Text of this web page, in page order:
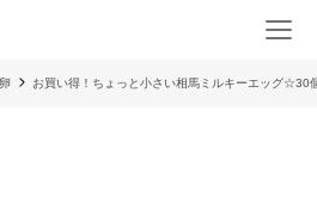
卵 お買い得！ちょっと小さい相馬ミルキーエッグ☆30